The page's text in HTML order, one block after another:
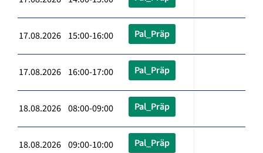
17.08.2026 15:00-16:00 Pal_Präp
17.08.2026 16:00-17:00 Pal_Präp
18.08.2026 08:00-09:00 Pal_Präp
18.08.2026 09:00-10:00 Pal_Präp